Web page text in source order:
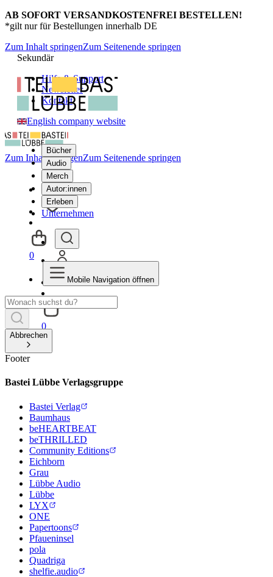
AB SOFORT VERSANDKOSTENFREI BESTELLEN!
*gilt nur für Bestellungen innerhalb DE
Zum Inhalt springenZum Seitenende springen
Sekundär
Hilfe & Support
Newsletter
Kontakt
English company website
Bücher
Audio
Merch
Autor:innen
Erleben
Unternehmen
0
Zum Inhalt springenZum Seitenende springen
0
Mobile Navigation öffnen
Abbrechen
Footer
Bastei Lübbe Verlagsgruppe
Bastei Verlag
Baumhaus
beHEARTBEAT
beTHRILLED
Community Editions
Eichborn
Grau
Lübbe Audio
Lübbe
LYX
ONE
Papertoons
Pfaueninsel
pola
Quadriga
shelfie.audio